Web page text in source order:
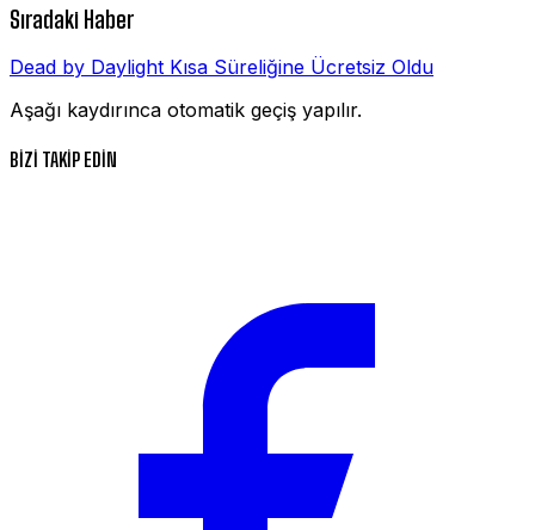
Sıradaki Haber
Dead by Daylight Kısa Süreliğine Ücretsiz Oldu
Aşağı kaydırınca otomatik geçiş yapılır.
BİZİ TAKİP EDİN